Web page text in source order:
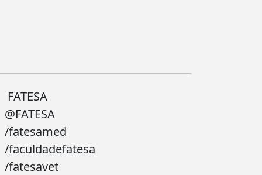
FATESA
@FATESA
/fatesamed
/faculdadefatesa
/fatesavet